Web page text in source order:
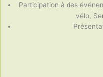
Participation à des
vélo,